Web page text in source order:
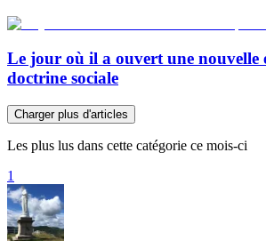
Le jour où il a ouvert une nouvelle
doctrine sociale
Charger plus d'articles
Les plus lus dans cette catégorie ce mois-ci
1